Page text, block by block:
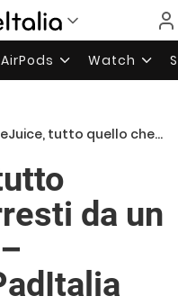
AirPods Watch
quello che vorresti da un puzzle game! – Recensione iPadItalia
da un